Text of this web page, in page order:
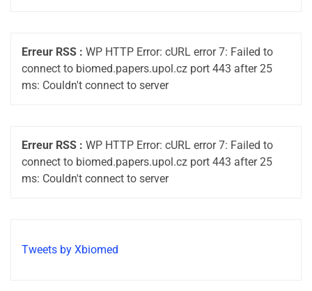
Erreur RSS : WP HTTP Error: cURL error 7: Failed to
connect to biomed.papers.upol.cz port 443 after 25
ms: Couldn't connect to server
Erreur RSS : WP HTTP Error: cURL error 7: Failed to
connect to biomed.papers.upol.cz port 443 after 25
ms: Couldn't connect to server
Tweets by Xbiomed